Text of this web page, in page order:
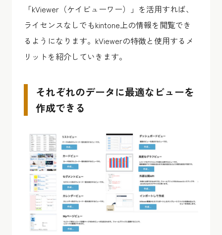
「kViewer（ケイビューワー）」を活用すれば、
ライセンスなしでもkintone上の情報を閲覧でき
るようになります。kViewerの特徴と使用するメ
リットを紹介していきます。
それぞれのデータに最適なビューを
作成できる